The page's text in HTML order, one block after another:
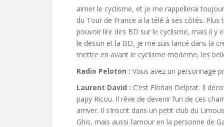
aimer le cyclisme, et je me rappellerai
du Tour de France a la télé à ses côtés.
pouvoir lire des BD sur le cyclisme, mais il y
le dessin et la BD, je me suis lancé dans la
mettre en avant le cyclisme moderne, les
Radio Peloton : Vous avez un personnage
Laurent David : C’est Florian Delprat. Il
papy Ricou. Il rêve de devenir l’un de ces
arriver. Il s’inscrit dans un petit club du
Ghis, mais aussi l’amour en la personne de